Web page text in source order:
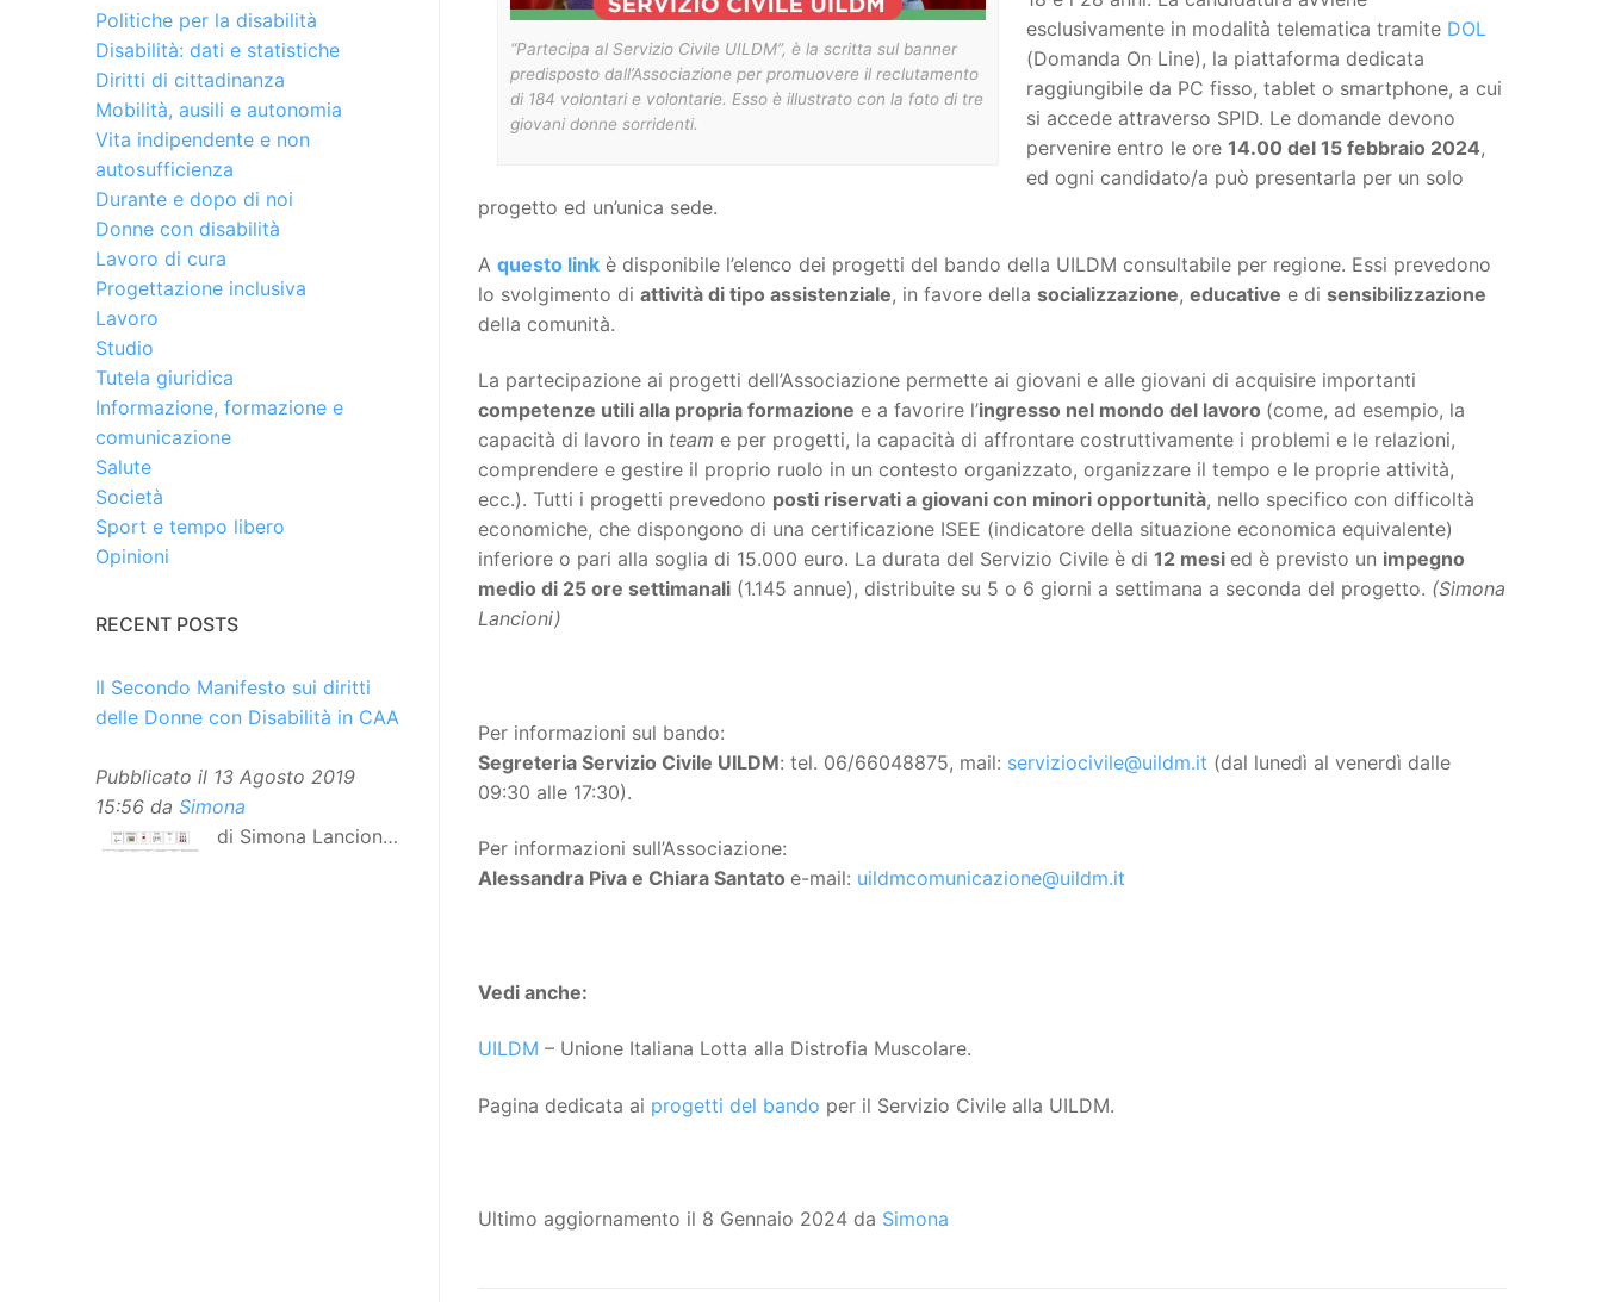
“Partecipa al Servizio Civile UILDM”, è la scritta sul banner
predisposto dall’Associazione per promuovere il reclutamento
di 184 volontari e volontarie. Esso è illustrato con la foto di tre
giovani donne sorridenti.
esclusivamente in modalità telematica tramite DOL
(Domanda On Line), la piattaforma dedicata
raggiungibile da PC fisso, tablet o smartphone, a cui
si accede attraverso SPID. Le domande devono
pervenire entro le ore 14.00 del 15 febbraio 2024,
ed ogni candidato/a può presentarla per un solo
progetto ed un’unica sede.
A questo link è disponibile l’elenco dei progetti del bando della UILDM consultabile per regione. Essi prevedono
lo svolgimento di attività di tipo assistenziale, in favore della socializzazione, educative e di sensibilizzazione
della comunità.
La partecipazione ai progetti dell’Associazione permette ai giovani e alle giovani di acquisire importanti
competenze utili alla propria formazione e a favorire l’ingresso nel mondo del lavoro (come, ad esempio, la
capacità di lavoro in team e per progetti, la capacità di affrontare costruttivamente i problemi e le relazioni,
comprendere e gestire il proprio ruolo in un contesto organizzato, organizzare il tempo e le proprie attività,
ecc.). Tutti i progetti prevedono posti riservati a giovani con minori opportunità, nello specifico con difficoltà
economiche, che dispongono di una certificazione ISEE (indicatore della situazione economica equivalente)
inferiore o pari alla soglia di 15.000 euro. La durata del Servizio Civile è di 12 mesi ed è previsto un impegno
medio di 25 ore settimanali (1.145 annue), distribuite su 5 o 6 giorni a settimana a seconda del progetto. (Simona
Lancioni)
Per informazioni sul bando:
Segreteria Servizio Civile UILDM: tel. 06/66048875, mail: serviziocivile@uildm.it (dal lunedì al venerdì dalle
09:30 alle 17:30).
Per informazioni sull’Associazione:
Alessandra Piva e Chiara Santato e-mail: uildmcomunicazione@uildm.it
Vedi anche:
UILDM – Unione Italiana Lotta alla Distrofia Muscolare.
Pagina dedicata ai progetti del bando per il Servizio Civile alla UILDM.
Ultimo aggiornamento il 8 Gennaio 2024 da Simona
Politiche per la disabilità
Disabilità: dati e statistiche
Diritti di cittadinanza
Mobilità, ausili e autonomia
Vita indipendente e non
autosufficienza
Durante e dopo di noi
Donne con disabilità
Lavoro di cura
Progettazione inclusiva
Lavoro
Studio
Tutela giuridica
Informazione, formazione e
comunicazione
Salute
Società
Sport e tempo libero
Opinioni
RECENT POSTS
Il Secondo Manifesto sui diritti
delle Donne con Disabilità in CAA
Pubblicato il 13 Agosto 2019
15:56 da Simona
di Simona Lancioni,